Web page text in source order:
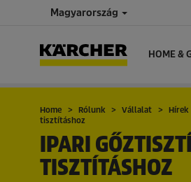
Magyarország
HOME &
Home Rólunk Vállalat Hírek
tisztításhoz
IPARI
TISZTÍTÁSHOZ